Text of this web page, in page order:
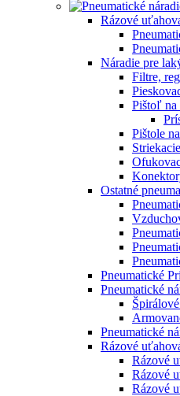
Rázové
Náradie pre
Filtre,
Pištoľ na
Pištole
Ostatné
Pneumatické
Pneumatické
Pneumatické
Rázové
Rázové
Rázové
Rázové